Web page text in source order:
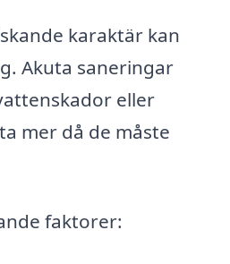
karaktär kan
Akuta saneringar
eller
mer då de måste
faktorer: